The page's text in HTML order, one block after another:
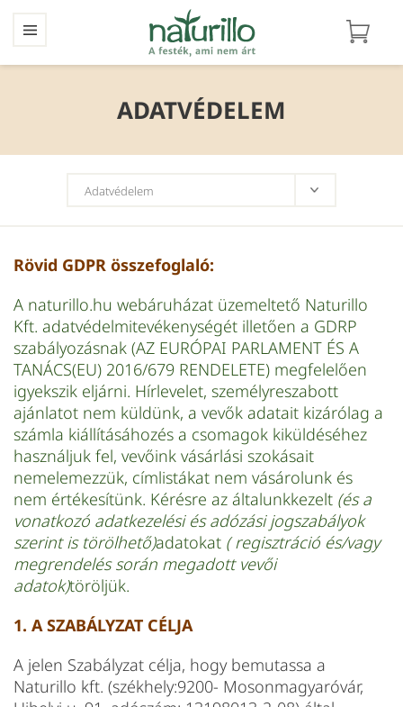
ADATVÉDELEM
Rövid GDPR összefoglaló:
A naturillo.hu webáruházat üzemeltető Naturillo
Kft. adatvédelmitevékenységét illetően a GDRP
szabályozásnak (AZ EURÓPAI PARLAMENT ÉS A
TANÁCS(EU) 2016/679 RENDELETE) megfelelően
igyekszik eljárni. Hírlevelet, személyreszabott
ajánlatot nem küldünk, a vevők adatait kizárólag a
számla kiállításáhozés a csomagok kiküldéséhez
használjuk fel, vevőink vásárlási szokásait
nemelemezzük, címlistákat nem vásárolunk és
nem értékesítünk. Kérésre az általunkkezelt (és a
vonatkozó adatkezelési és adózási jogszabályok
szerint is törölhető)adatokat ( regisztráció és/vagy
megrendelés során megadott vevői
adatok)töröljük.
1. A SZABÁLYZAT CÉLJA
A jelen Szabályzat célja, hogy bemutassa a
Naturillo kft. (székhely:9200- Mosonmagyaróvár,